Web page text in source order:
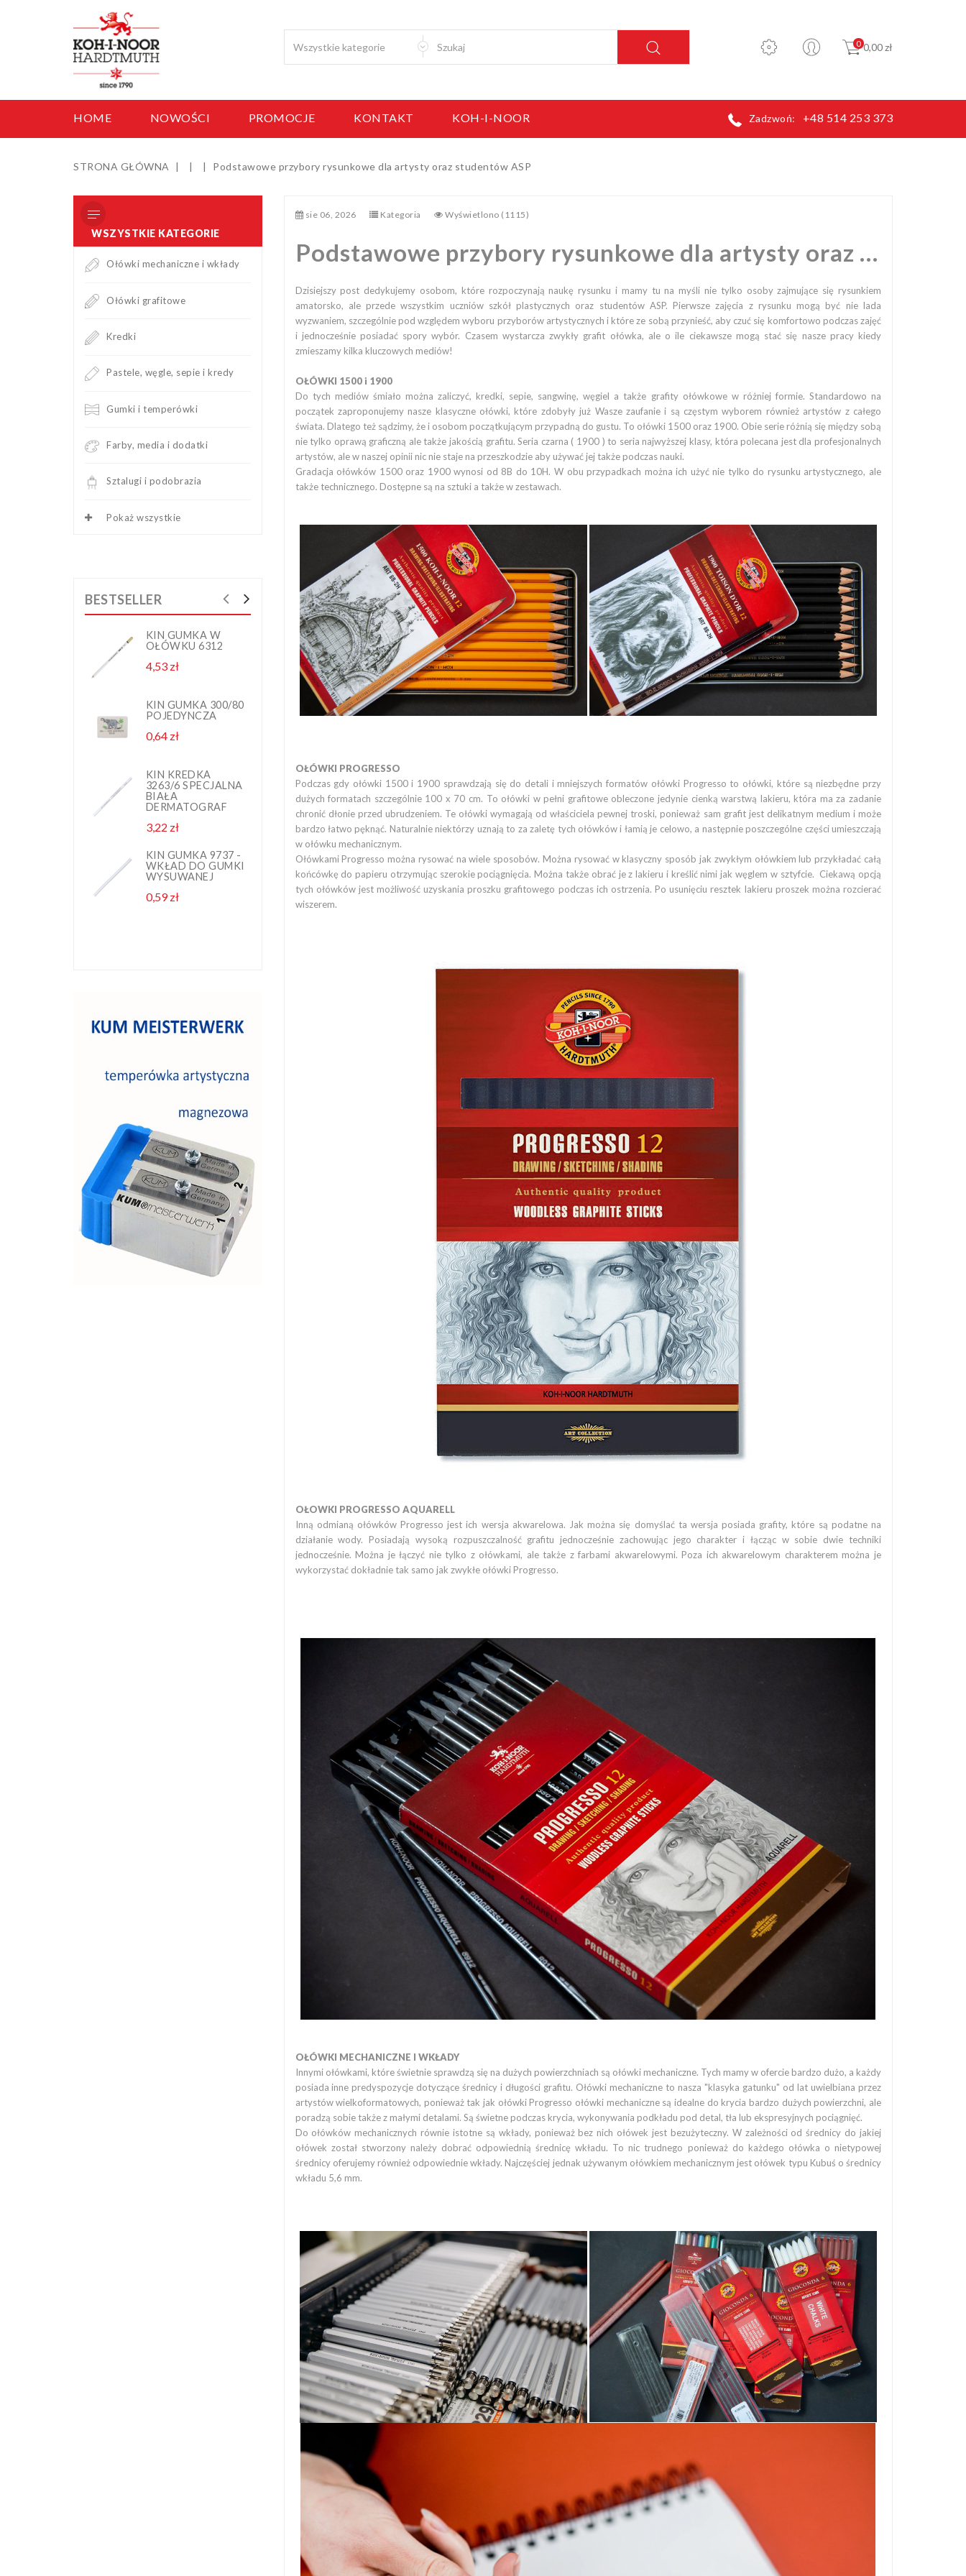
0 0,00 zł
HOME NOWOŚCI PROMOCJE KONTAKT KOH-I-NOOR Zadzwoń: +48 514 253 373
STRONA GŁÓWNA Podstawowe przybory rysunkowe dla artysty oraz studentów ASP
WSZYSTKIE KATEGORIE
Ołówki mechaniczne i wkłady
Ołówki grafitowe
Kredki
Pastele, węgle, sepie i kredy
Gumki i temperówki
Farby, media i dodatki
Sztalugi i podobrazia
Pokaż wszystkie
BESTSELLER
KIN GUMKA W
OŁÓWKU 6312
4,53 złCena
KIN GUMKA 300/80
POJEDYNCZA
0,64 złCena
KIN KREDKA
3263/6 SPECJALNA
BIAŁA
DERMATOGRAF
3,22 złCena
KIN GUMKA 9737 -
WKŁAD DO GUMKI
WYSUWANEJ
0,59 złCena
KIN OŁÓWEK
GRAFITOWY
1500/8B KOH-I-
NOOR -
POJEDYNCZY
2,44 złCena
POJEDYNCZY
2,44 złCena
KIN GUMKA 300/60
POJEDYNCZA
0,81 złCena
KIN PASTEL
GIOCONDA W
DREWNIE CZERŃ
sie 06, 2026 Kategoria Wyświetlono (1115)
Podstawowe przybory rysunkowe dla artysty oraz studentów ASP
Dzisiejszy post dedykujemy osobom, które rozpoczynają naukę rysunku i mamy tu na myśli nie tylko osoby zajmujące się rysunkiem
amatorsko, ale przede wszystkim uczniów szkół plastycznych oraz studentów ASP. Pierwsze zajęcia z rysunku mogą być nie lada
wyzwaniem, szczególnie pod względem wyboru przyborów artystycznych i które ze sobą przynieść, aby czuć się komfortowo podczas zajęć
i jednocześnie posiadać spory wybór. Czasem wystarcza zwykły grafit ołówka, ale o ile ciekawsze mogą stać się nasze pracy kiedy
zmieszamy kilka kluczowych mediów!
OŁÓWKI 1500 i 1900
Do tych mediów śmiało można zaliczyć, kredki, sepie, sangwinę, węgiel a także grafity ołówkowe w różniej formie. Standardowo na
początek zaproponujemy nasze klasyczne ołówki, które zdobyły już Wasze zaufanie i są częstym wyborem również artystów z całego
świata. Dlatego też sądzimy, że i osobom początkującym przypadną do gustu. To ołówki 1500 oraz 1900. Obie serie różnią się między sobą
nie tylko oprawą graficzną ale także jakością grafitu. Seria czarna ( 1900 ) to seria najwyższej klasy, która polecana jest dla profesjonalnych
artystów, ale w naszej opinii nic nie staje na przeszkodzie aby używać jej także podczas nauki.
Gradacja ołówków 1500 oraz 1900 wynosi od 8B do 10H. W obu przypadkach można ich użyć nie tylko do rysunku artystycznego, ale
także technicznego. Dostępne są na sztuki a także w zestawach.
OŁÓWKI PROGRESSO
Podczas gdy ołówki 1500 i 1900 sprawdzają się do detali i mniejszych formatów ołówki Progresso to ołówki, które są niezbędne przy
dużych formatach szczególnie 100 x 70 cm. To ołówki w pełni grafitowe obleczone jedynie cienką warstwą lakieru, która ma za zadanie
chronić dłonie przed ubrudzeniem. Te ołówki wymagają od właściciela pewnej troski, ponieważ sam grafit jest delikatnym medium i może
bardzo łatwo pęknąć. Naturalnie niektórzy uznają to za zaletę tych ołówków i łamią je celowo, a następnie poszczególne części umieszczają
w ołówku mechanicznym.
Ołówkami Progresso można rysować na wiele sposobów. Można rysować w klasyczny sposób jak zwykłym ołówkiem lub przykładać całą
końcówkę do papieru otrzymując szerokie pociągnięcia. Można także obrać je z lakieru i kreślić nimi jak węglem w sztyfcie. Ciekawą opcją
tych ołówków jest możliwość uzyskania proszku grafitowego podczas ich ostrzenia. Po usunięciu resztek lakieru proszek można rozcierać
wiszerem.
OŁOWKI PROGRESSO AQUARELL
Inną odmianą ołówków Progresso jest ich wersja akwarelowa. Jak można się domyślać ta wersja posiada grafity, które są podatne na
działanie wody. Posiadają wysoką rozpuszczalność grafitu jednocześnie zachowując jego charakter i łącząc w sobie dwie techniki
jednocześnie. Można je łączyć nie tylko z ołówkami, ale także z farbami akwarelowymi. Poza ich akwarelowym charakterem można je
wykorzystać dokładnie tak samo jak zwykłe ołówki Progresso.
OŁÓWKI MECHANICZNE I WKŁADY
Innymi ołówkami, które świetnie sprawdzą się na dużych powierzchniach są ołówki mechaniczne. Tych mamy w ofercie bardzo dużo, a każdy
posiada inne predyspozycje dotyczące średnicy i długości grafitu. Ołówki mechaniczne to nasza "klasyka gatunku" od lat uwielbiana przez
artystów wielkoformatowych, ponieważ tak jak ołówki Progresso ołówki mechaniczne są idealne do krycia bardzo dużych powierzchni, ale
poradzą sobie także z małymi detalami. Są świetne podczas krycia, wykonywania podkładu pod detal, tła lub ekspresyjnych pociągnięć.
Do ołówków mechanicznych równie istotne są wkłady, ponieważ bez nich ołówek jest bezużyteczny. W zależności od średnicy do jakiej
ołówek został stworzony należy dobrać odpowiednią średnicę wkładu. To nic trudnego ponieważ do każdego ołówka o nietypowej
średnicy oferujemy również odpowiednie wkłady. Najczęściej jednak używanym ołówkiem mechanicznym jest ołówek typu Kubuś o średnicy
wkładu 5,6 mm.